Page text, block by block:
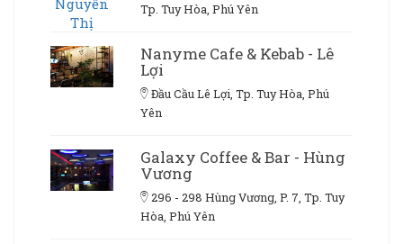
Tp. Tuy Hòa, Phú Yên
Nanyme Cafe & Kebab - Lê
Lợi
Đầu Cầu Lê Lợi, Tp. Tuy Hòa, Phú
Yên
Galaxy Coffee & Bar - Hùng
Vương
296 - 298 Hùng Vương, P. 7, Tp. Tuy
Hòa, Phú Yên